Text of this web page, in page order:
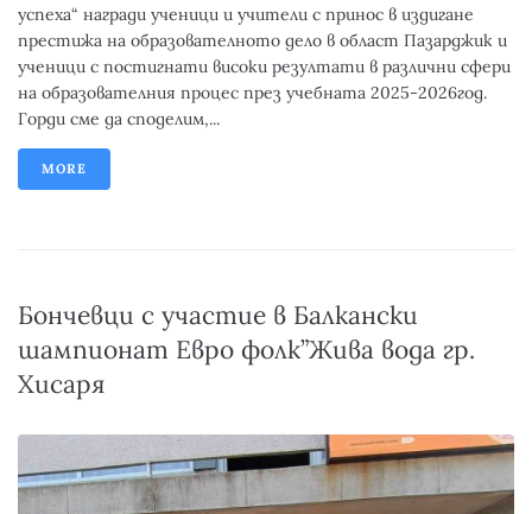
успеха“ награди ученици и учители с принос в издигане
престижа на образователното дело в област Пазарджик и
ученици с постигнати високи резултати в различни сфери
на образователния процес през учебната 2025-2026год.
Горди сме да споделим,...
MORE
Бончевци с участие в Балкански
шампионат Евро фолк”Жива вода гр.
Хисаря